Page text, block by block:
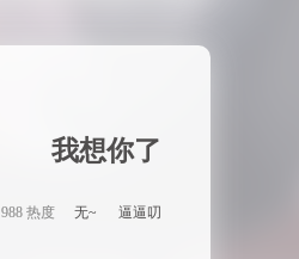
我想你了
988 热度 无~ 逼逼叨